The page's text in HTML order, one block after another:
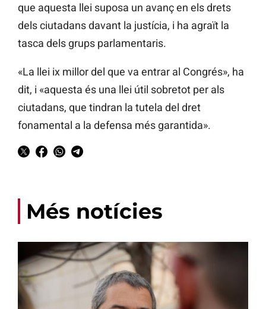
que aquesta llei suposa un avanç en els drets
dels ciutadans davant la justícia, i ha agraït la
tasca dels grups parlamentaris.
«La llei ix millor del que va entrar al Congrés», ha
dit, i «aquesta és una llei útil sobretot per als
ciutadans, que tindran la tutela del dret
fonamental a la defensa més garantida».
Més notícies